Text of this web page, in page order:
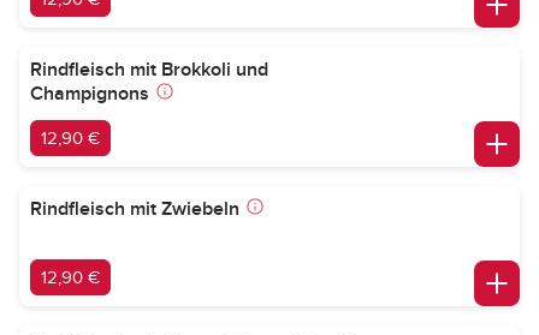
Rindfleisch mit Brokkoli und
Champignons
12,90 €
Rindfleisch mit Zwiebeln
12,90 €